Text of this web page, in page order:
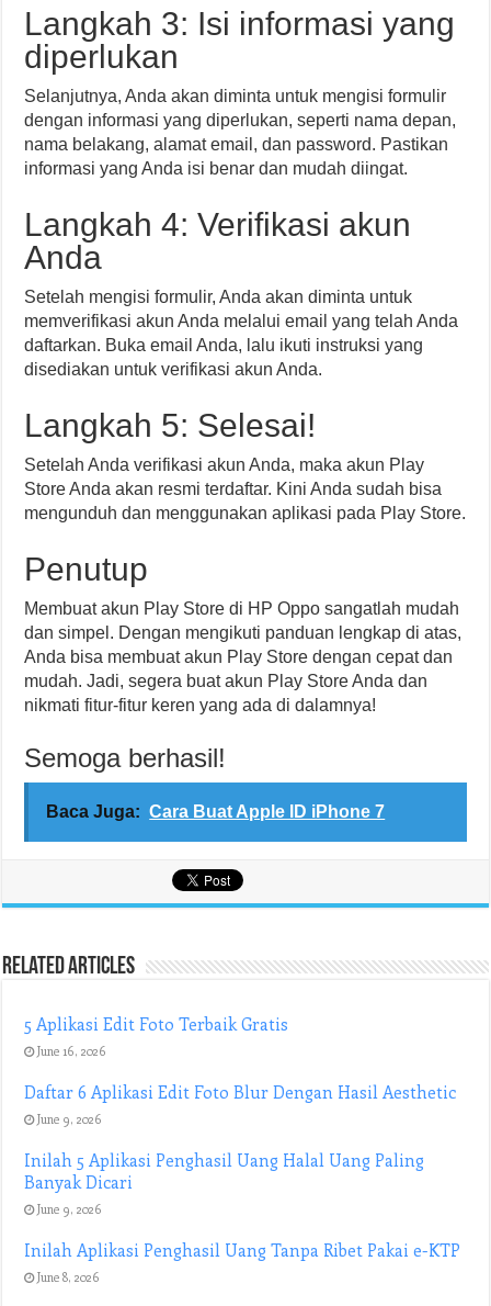
Langkah 3: Isi informasi yang
diperlukan
Selanjutnya, Anda akan diminta untuk mengisi formulir
dengan informasi yang diperlukan, seperti nama depan,
nama belakang, alamat email, dan password. Pastikan
informasi yang Anda isi benar dan mudah diingat.
Langkah 4: Verifikasi akun
Anda
Setelah mengisi formulir, Anda akan diminta untuk
memverifikasi akun Anda melalui email yang telah Anda
daftarkan. Buka email Anda, lalu ikuti instruksi yang
disediakan untuk verifikasi akun Anda.
Langkah 5: Selesai!
Setelah Anda verifikasi akun Anda, maka akun Play
Store Anda akan resmi terdaftar. Kini Anda sudah bisa
mengunduh dan menggunakan aplikasi pada Play Store.
Penutup
Membuat akun Play Store di HP Oppo sangatlah mudah
dan simpel. Dengan mengikuti panduan lengkap di atas,
Anda bisa membuat akun Play Store dengan cepat dan
mudah. Jadi, segera buat akun Play Store Anda dan
nikmati fitur-fitur keren yang ada di dalamnya!
Semoga berhasil!
Baca Juga: Cara Buat Apple ID iPhone 7
Related Articles
5 Aplikasi Edit Foto Terbaik Gratis
June 16, 2026
Daftar 6 Aplikasi Edit Foto Blur Dengan Hasil Aesthetic
June 9, 2026
Inilah 5 Aplikasi Penghasil Uang Halal Uang Paling
Banyak Dicari
June 9, 2026
Inilah Aplikasi Penghasil Uang Tanpa Ribet Pakai e-KTP
June 8, 2026